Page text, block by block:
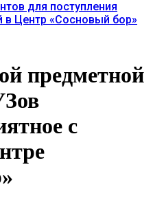
для поступления
в Центр «Сосновый бор»
предметной
с